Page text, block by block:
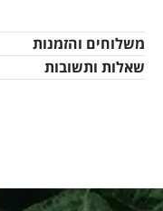
משלוחים והזמנות
שאלות ותשובות